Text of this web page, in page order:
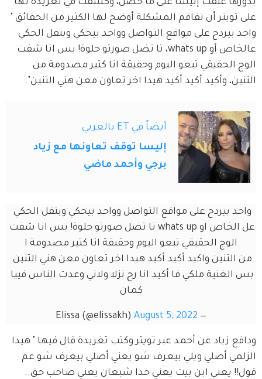
بدورها علّقت إليسا على ما حصل، وكشفت في تغريدة لها
على تويتر أن تفاقم المشكلة أوضح لها الكثير من الحقائق "
واحد بيردح على مواقع التواصل وواحد بيحكي وبتقل الحكي
عالخاص أو whats up، تا تضل صورتو حلوة! بس انا شفت
الوج الحقيقي تبعو اليوم وحقيقة انا كتير مصدومة من
التنين، وأكيد أكيد أكيد هيدا اخر تعاون معن هني التنين".
أيضاً في ET بالعربي
إليسا توقف تعاونها مع زياد
برجي وأحمد ماضي
واحد بيردح على مواقع التواصل وواحد بيحكي وبتقل الحكي
عل الخاص او whats up تا تضل صورتو حلوة! بس انا شفت
الوج الحقيقي تبعو اليوم وحقيقة انا كتير مصدومة ا
من التنين واكيد أكيد أكيد هيدا اخر تعاون معن هني التنين
بس الغنية ملكي فا أكيد انا رح نزلا ولاني وعدت الناس فييا
كمان
— Elissa (@elissakh)
August 5, 2022
ودافع زياد عن أحمد عبر تويتر وكتب تغريدة قال فيها " هيدا
الزلمي أصلي ويلي بيعرف شو يعني أصلي بيعرف شو عم
قول!! يعني ابن بيت يعني حدا شبعان يعني صاحب حق..